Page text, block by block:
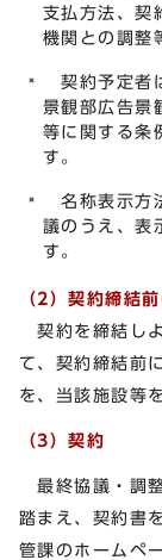
支払方法、契
機関との調整
契約予定者
景観部広告景
等に関する条
す。
名称表示方
議のうえ、表
す。
（2）契約締結
契約を締結し
て、契約締結前
を、当該施設等
（3）契約
最終協議・調
踏まえ、契約書
管課のホームペ